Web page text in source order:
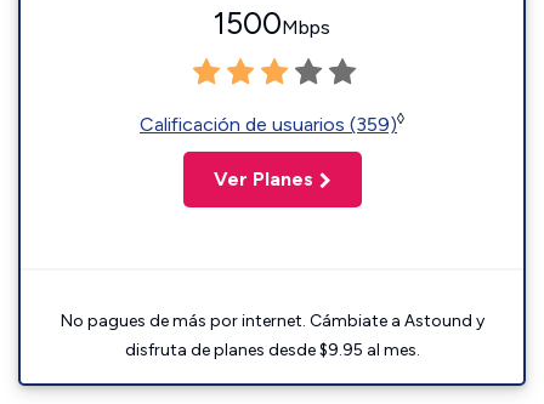
1500Mbps
Calificación de usuarios (359)◊
Ver Planes
No pagues de más por internet. Cámbiate a Astound y
disfruta de planes desde $9.95 al mes.